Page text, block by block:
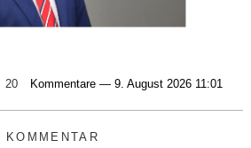
20 Kommentare — 9. August 2026 11:01
KOMMENTAR